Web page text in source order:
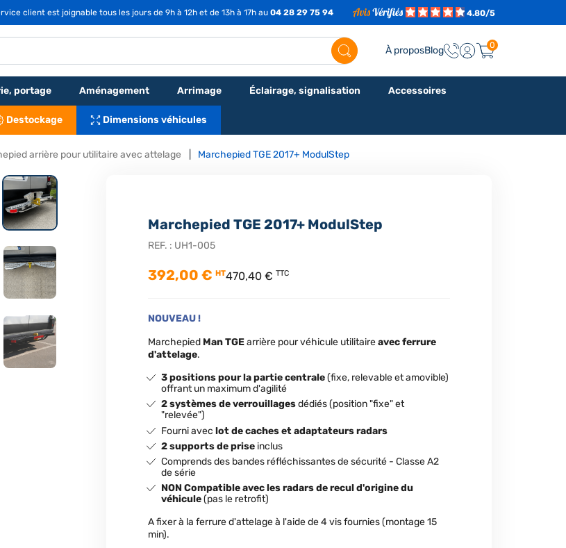
client est joignable tous les jours de 9h à 12h et de 13h à 17h au 04 28 29 75 94 4.80/5
À proposBlog 0
portage Aménagement Arrimage Éclairage, signalisation Accessoires
Destockage Dimensions véhicules
arrière pour utilitaire avec attelage Marchepied TGE 2017+ ModulStep
Marchepied TGE 2017+ ModulStep
REF. : UH1-005
392,00 € HT470,40 € TTC
NOUVEAU !
Marchepied Man TGEarrière pour véhicule utilitaireavec ferrure
d'attelage.
3 positions pour la partie centrale(fixe, relevable et amovible)
offrant un maximum d'agilité
2 systèmes de verrouillagesdédiés (position "fixe" et
"relevée")
Fourni avec lot de caches et adaptateurs radars
2 supports de prise inclus
Comprends des bandes réfléchissantes de sécurité - Classe A2
de série
NON Compatible avec les radars de recul d'origine du
véhicule(pas le retrofit)
A fixer à la ferrure d'attelage à l'aide de 4 vis fournies (montage 15
min).